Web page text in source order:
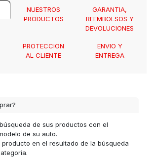
NUESTROS
PRODUCTOS
GARANTIA,
REEMBOLSOS Y
DEVOLUCIONES
PROTECCION
AL CLIENTE
ENVIO Y
ENTREGA
de sus productos con el
de su auto.
producto en el resultado de la búsqueda